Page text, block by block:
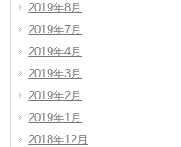
2019年8月
2019年7月
2019年4月
2019年3月
2019年2月
2019年1月
2018年12月